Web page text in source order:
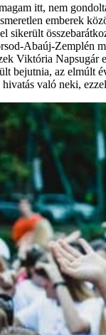
itt, nem
emberek
sikerült
Abaúj-Zemplén
Viktória Napsugár
bejutnia, az elmúlt
való neki,